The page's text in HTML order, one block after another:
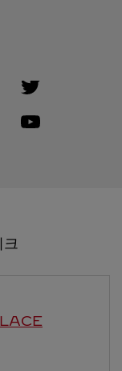
Tab
Tab
크